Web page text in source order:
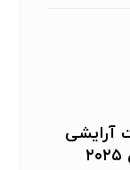
آرایشی